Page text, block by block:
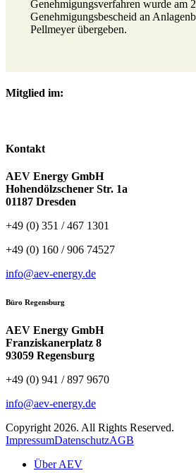
Genehmigungsverfahren wurde am
Genehmigungsbescheid an
Pellmeyer übergeben.
Mitglied im:
Kontakt
AEV Energy GmbH
Hohendölzschener Str. 1a
01187 Dresden
+49 (0) 351 / 467 1301
+49 (0) 160 / 906 74527
info@aev-energy.de
Büro Regensburg
AEV Energy GmbH
Franziskanerplatz 8
93059 Regensburg
+49 (0) 941 / 897 9670
info@aev-energy.de
Copyright 2026. All Rights Reserved.
ImpressumDatenschutzAGB
Über AEV